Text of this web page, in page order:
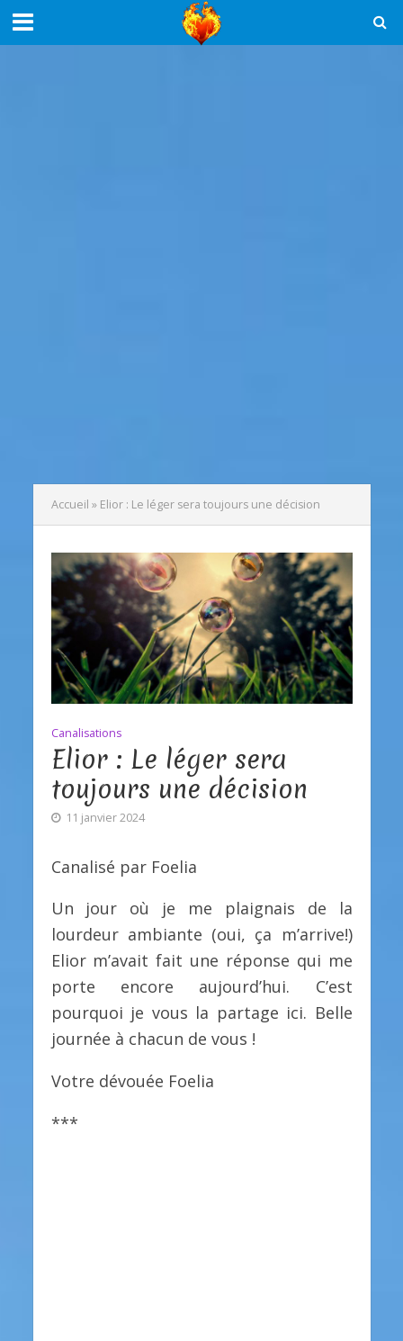
Accueil » Elior : Le léger sera toujours une décision
Canalisations
Elior : Le léger sera
toujours une décision
11 janvier 2024
Canalisé par Foelia
Un jour où je me plaignais de la
lourdeur ambiante (oui, ça m’arrive!)
Elior m’avait fait une réponse qui me
porte encore aujourd’hui. C’est
pourquoi je vous la partage ici. Belle
journée à chacun de vous !
Votre dévouée Foelia
***